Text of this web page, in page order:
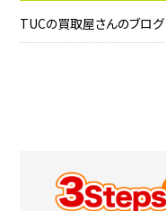
TUCの買取屋さんのブログ